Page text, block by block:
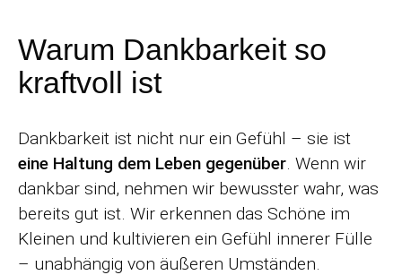
Warum Dankbarkeit so
kraftvoll ist
Dankbarkeit ist nicht nur ein Gefühl – sie ist
eine Haltung dem Leben gegenüber. Wenn wir
dankbar sind, nehmen wir bewusster wahr, was
bereits gut ist. Wir erkennen das Schöne im
Kleinen und kultivieren ein Gefühl innerer Fülle
– unabhängig von äußeren Umständen.